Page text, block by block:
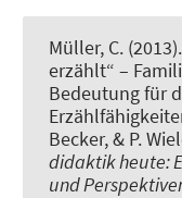
Müller, C. (2013).
erzählt“ –
Bedeutung für
Becker, & P.
didaktik heute:
und